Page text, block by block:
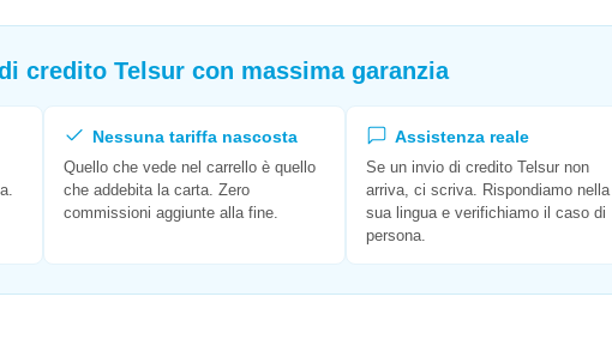
credito Telsur con massima garanzia
Nessuna tariffa nascosta
Quello che vede nel carrello è quello
che addebita la carta. Zero
commissioni aggiunte alla fine.
Assistenza reale
Se un invio di credito Telsur non
arriva, ci scriva. Rispondiamo nella
sua lingua e verifichiamo il caso di
persona.